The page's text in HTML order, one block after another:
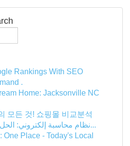
Rankings With SEO
.
Home: Jacksonville NC
모든 것! 쇼핑몰 비교분석
نظام محاسبة إلكتروني: الحل الأمثل لإدارة شؤ...
One Place - Today's Local